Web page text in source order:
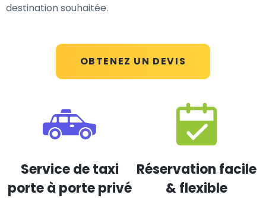
OBTENEZ UN DEVIS
destination souhaitée.
Service de taxi
porte à porte privé
Réservation facile
& flexible